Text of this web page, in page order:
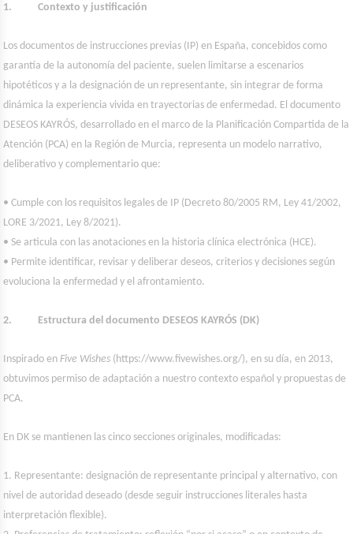
1. Contexto y justificación
Los documentos de instrucciones previas (IP) en España, concebidos como
garantía de la autonomía del paciente, suelen limitarse a escenarios
hipotéticos y a la designación de un representante, sin integrar de forma
dinámica la experiencia vivida en trayectorias de enfermedad. El documento
DESEOS KAYRÓS, desarrollado en el marco de la Planificación Compartida de la
Atención (PCA) en la Región de Murcia, representa un modelo narrativo,
deliberativo y complementario que:
• Cumple con los requisitos legales de IP (Decreto 80/2005 RM, Ley 41/2002,
LORE 3/2021, Ley 8/2021).
• Se articula con las anotaciones en la historia clínica electrónica (HCE).
• Permite identificar, revisar y deliberar deseos, criterios y decisiones según
evoluciona la enfermedad y el afrontamiento.
2. Estructura del documento DESEOS KAYRÓS (DK)
Inspirado enFive Wishes (https://www.fivewishes.org/), en su día, en 2013,
obtuvimos permiso de adaptación a nuestro contexto español y propuestas de
PCA.
En DK se mantienen las cinco secciones originales, modificadas:
1. Representante: designación de representante principal y alternativo, con
nivel de autoridad deseado (desde seguir instrucciones literales hasta
interpretación flexible).